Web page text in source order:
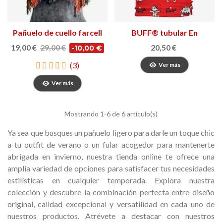
Pañuelo de cuello farcell
19,00 € 29,00 € -10,00 €
(3)
Ver más
BUFF® tubular En
Patufet
20,50 €
Ver más
Mostrando 1 -6 de 6 artículo(s)
Ya sea que busques un pañuelo ligero para darle un toque chic
a tu outfit de verano o un fular acogedor para mantenerte
abrigada en invierno, nuestra tienda online te ofrece una
amplia variedad de opciones para satisfacer tus necesidades
estilísticas en cualquier temporada. Explora nuestra
colección y descubre la combinación perfecta entre diseño
original, calidad excepcional y versatilidad en cada uno de
nuestros productos. Atrévete a destacar con nuestros